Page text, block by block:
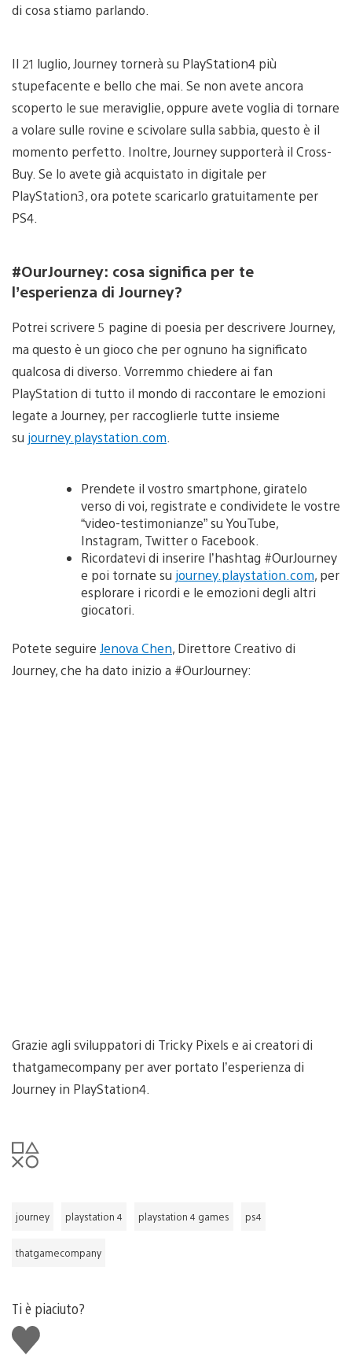
di cosa stiamo parlando.
Il 21 luglio, Journey tornerà su PlayStation4 più
stupefacente e bello che mai. Se non avete ancora
scoperto le sue meraviglie, oppure avete voglia di tornare
a volare sulle rovine e scivolare sulla sabbia, questo è il
momento perfetto. Inoltre, Journey supporterà il Cross-
Buy. Se lo avete già acquistato in digitale per
PlayStation3, ora potete scaricarlo gratuitamente per
PS4.
#OurJourney: cosa significa per te
l’esperienza di Journey?
Potrei scrivere 5 pagine di poesia per descrivere Journey,
ma questo è un gioco che per ognuno ha significato
qualcosa di diverso. Vorremmo chiedere ai fan
PlayStation di tutto il mondo di raccontare le emozioni
legate a Journey, per raccoglierle tutte insieme
su journey.playstation.com
Prendete il vostro smartphone, giratelo
verso di voi, registrate e condividete le vostre
“video-testimonianze” su YouTube,
Instagram, Twitter o Facebook.
Ricordatevi di inserire l’hashtag #OurJourney
e poi tornate su journey.playstation.com, per
esplorare i ricordi e le emozioni degli altri
giocatori.
Potete seguire Jenova Chen, Direttore Creativo di
Journey, che ha dato inizio a #OurJourney:
Grazie agli sviluppatori di Tricky Pixels e ai creatori di
thatgamecompany per aver portato l’esperienza di
Journey in PlayStation4.
journey playstation 4 playstation 4 games ps4
thatgamecompany
Ti è piaciuto?
Mi
piace